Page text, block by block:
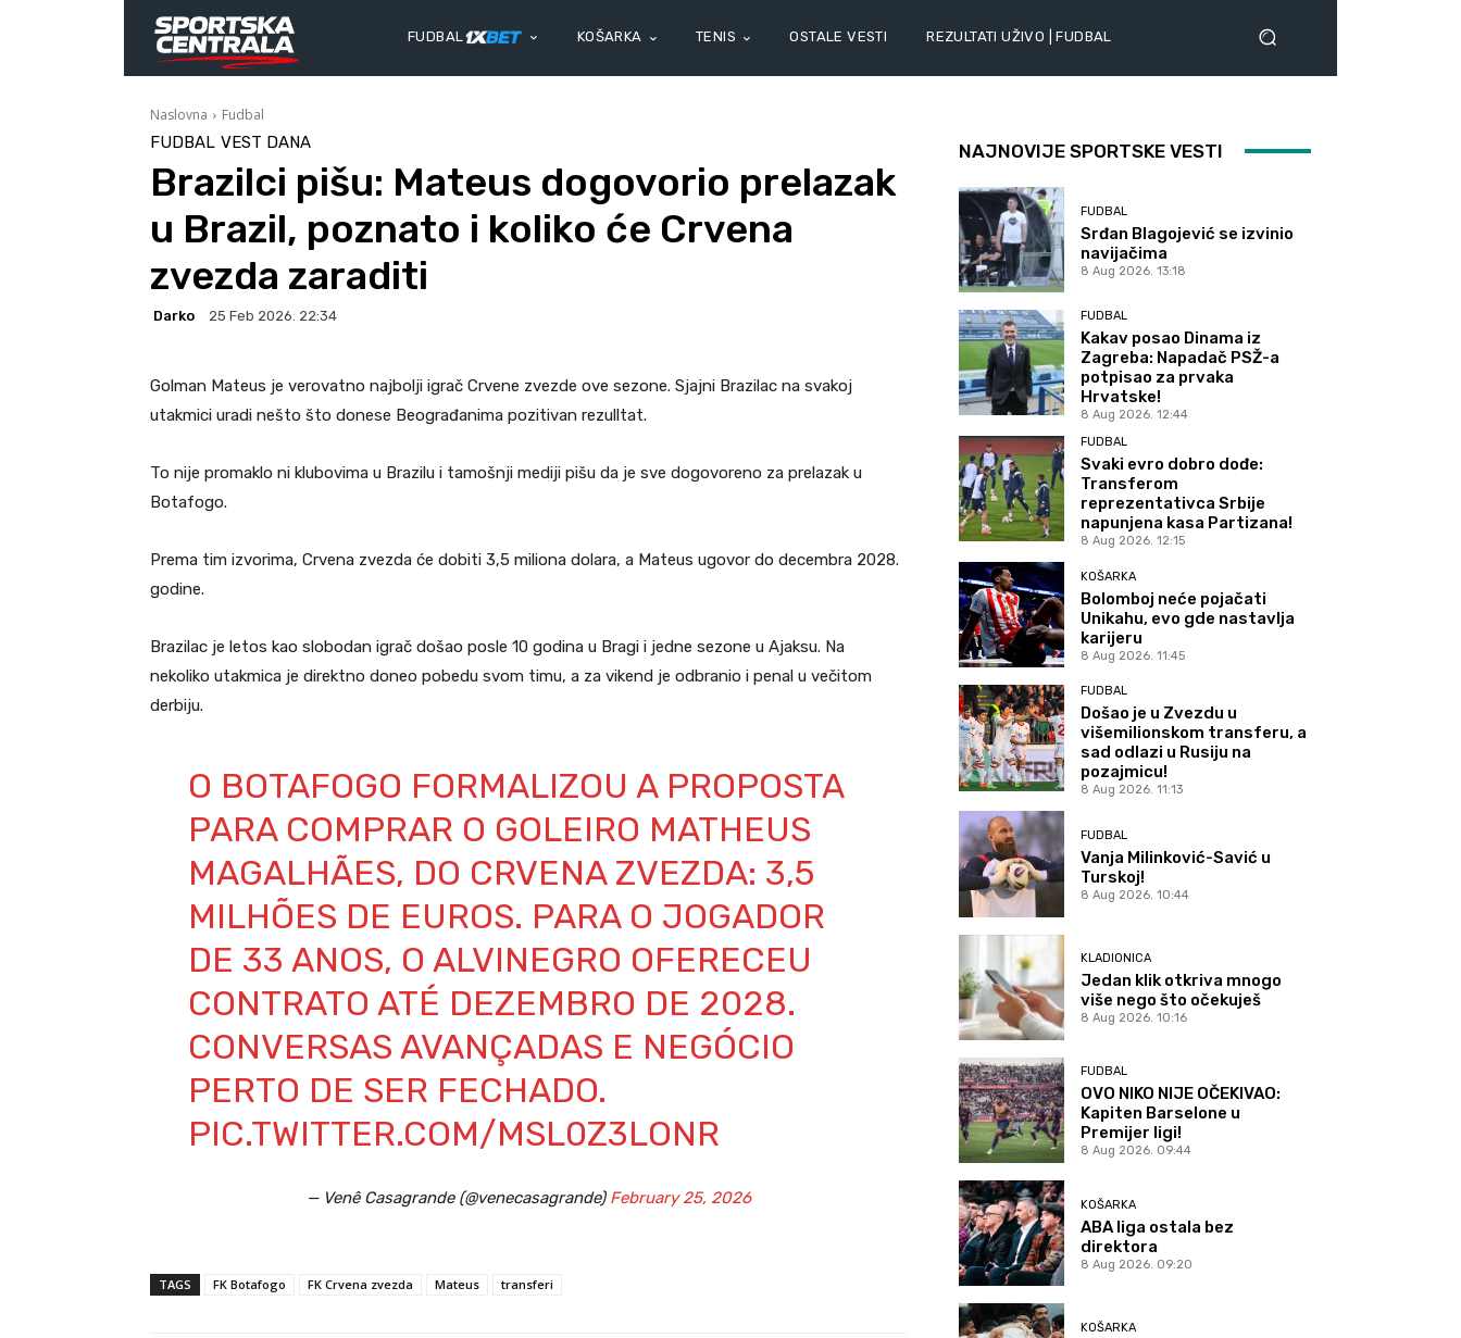
FUDBAL KOŠARKA TENIS OSTALE VESTI REZULTATI UŽIVO | FUDBAL
Naslovna Fudbal
FUDBAL VEST DANA
Brazilci pišu: Mateus dogovorio prelazak
u Brazil, poznato i koliko će Crvena
zvezda zaraditi
Darko 25 Feb 2026. 22:34
Golman Mateus je verovatno najbolji igrač Crvene zvezde ove sezone. Sjajni Brazilac na svakoj
utakmici uradi nešto što donese Beograđanima pozitivan rezulltat.
To nije promaklo ni klubovima u Brazilu i tamošnji mediji pišu da je sve dogovoreno za prelazak u
Botafogo.
Prema tim izvorima, Crvena zvezda će dobiti 3,5 miliona dolara, a Mateus ugovor do decembra 2028.
godine.
Brazilac je letos kao slobodan igrač došao posle 10 godina u Bragi i jedne sezone u Ajaksu. Na
nekoliko utakmica je direktno doneo pobedu svom timu, a za vikend je odbranio i penal u večitom
derbiju.
O BOTAFOGO FORMALIZOU A PROPOSTA
PARA COMPRAR O GOLEIRO MATHEUS
MAGALHÃES, DO CRVENA ZVEZDA: 3,5
MILHÕES DE EUROS. PARA O JOGADOR
DE 33 ANOS, O ALVINEGRO OFERECEU
CONTRATO ATÉ DEZEMBRO DE 2028.
CONVERSAS AVANÇADAS E NEGÓCIO
PERTO DE SER FECHADO.
PIC.TWITTER.COM/MSL0Z3LONR
— Venê Casagrande (@venecasagrande) February 25, 2026
TAGS FK Botafogo FK Crvena zvezda Mateus transferi
NAJNOVIJE SPORTSKE VESTI
FUDBAL
Srđan Blagojević se izvinio
navijačima
8 Aug 2026. 13:18
FUDBAL
Kakav posao Dinama iz
Zagreba: Napadač PSŽ-a
potpisao za prvaka
Hrvatske!
8 Aug 2026. 12:44
FUDBAL
Svaki evro dobro dođe:
Transferom
reprezentativca Srbije
napunjena kasa Partizana!
8 Aug 2026. 12:15
KOŠARKA
Bolomboj neće pojačati
Unikahu, evo gde nastavlja
karijeru
8 Aug 2026. 11:45
FUDBAL
Došao je u Zvezdu u
višemilionskom transferu, a
sad odlazi u Rusiju na
pozajmicu!
8 Aug 2026. 11:13
FUDBAL
Vanja Milinković-Savić u
Turskoj!
8 Aug 2026. 10:44
KLADIONICA
Jedan klik otkriva mnogo
više nego što očekuješ
8 Aug 2026. 10:16
FUDBAL
OVO NIKO NIJE OČEKIVAO:
Kapiten Barselone u
Premijer ligi!
8 Aug 2026. 09:44
KOŠARKA
ABA liga ostala bez
direktora
8 Aug 2026. 09:20
KOŠARKA